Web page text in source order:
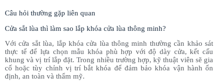
Câu hỏi thường gặp liên quan
Cửa sắt lùa thì làm sao lắp khóa cửa lùa thông minh?
Với cửa sắt lùa, lắp khóa cửa lùa thông minh thường cần khảo sát
thực tế để lựa chọn mẫu khóa phù hợp với độ dày cửa, kết cấu
khung và vị trí lắp đặt. Trong nhiều trường hợp, kỹ thuật viên sẽ gia
cố hoặc tùy chỉnh vị trí bắt khóa để đảm bảo khóa vận hành ổn
định, an toàn và thẩm mỹ.